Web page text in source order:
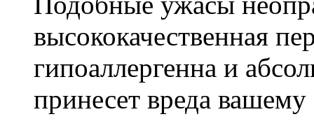
высококачественная
гипоаллергенна и
принесет вреда